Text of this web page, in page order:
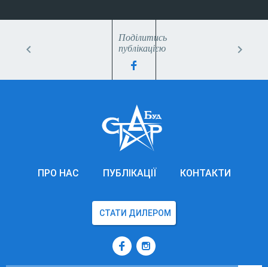
Попередня публікація
Поділитись
публікацією
ПРО НАС ПУБЛІКАЦІЇ КОНТАКТИ
СТАТИ ДИЛЕРОМ